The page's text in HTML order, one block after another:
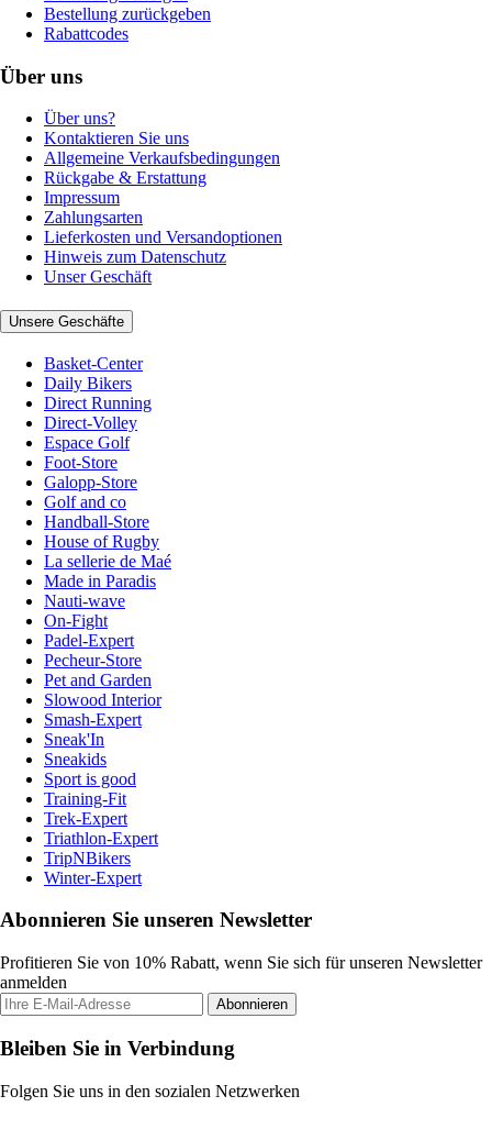
Bestellung zurückgeben
Rabattcodes
Über uns
Über uns?
Kontaktieren Sie uns
Allgemeine Verkaufsbedingungen
Rückgabe & Erstattung
Impressum
Zahlungsarten
Lieferkosten und Versandoptionen
Hinweis zum Datenschutz
Unser Geschäft
Unsere Geschäfte
Basket-Center
Daily Bikers
Direct Running
Direct-Volley
Espace Golf
Foot-Store
Galopp-Store
Golf and co
Handball-Store
House of Rugby
La sellerie de Maé
Made in Paradis
Nauti-wave
On-Fight
Padel-Expert
Pecheur-Store
Pet and Garden
Slowood Interior
Smash-Expert
Sneak'In
Sneakids
Sport is good
Training-Fit
Trek-Expert
Triathlon-Expert
TripNBikers
Winter-Expert
Abonnieren Sie unseren Newsletter
Profitieren Sie von 10% Rabatt, wenn Sie sich für unseren Newsletter
anmelden
Abonnieren
Bleiben Sie in Verbindung
Folgen Sie uns in den sozialen Netzwerken